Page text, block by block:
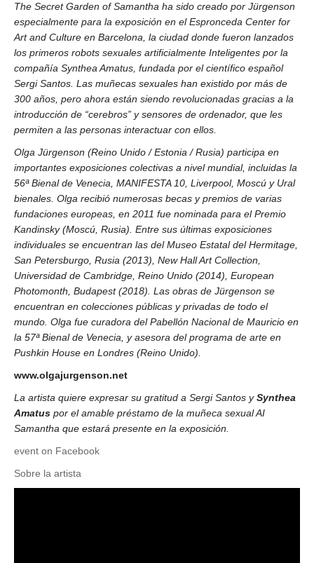
The Secret Garden of Samantha ha sido creado por Jürgenson
especialmente para la exposición en el Espronceda Center for
Art and Culture en Barcelona, la ciudad donde fueron lanzados
los primeros robots sexuales artificialmente Inteligentes por la
compañía Synthea Amatus, fundada por el científico español
Sergi Santos. Las muñecas sexuales han existido por más de
300 años, pero ahora están siendo revolucionadas gracias a la
introducción de “cerebros” y sensores de ordenador, que les
permiten a las personas interactuar con ellos.
Olga Jürgenson (Reino Unido / Estonia / Rusia) participa en
importantes exposiciones colectivas a nivel mundial, incluidas la
56ª Bienal de Venecia, MANIFESTA 10, Liverpool, Moscú y Ural
bienales. Olga recibió numerosas becas y premios de varias
fundaciones europeas, en 2011 fue nominada para el Premio
Kandinsky (Moscú, Rusia). Entre sus últimas exposiciones
individuales se encuentran las del Museo Estatal del Hermitage,
San Petersburgo, Rusia (2013), New Hall Art Collection,
Universidad de Cambridge, Reino Unido (2014), European
Photomonth, Budapest (2018). Las obras de Jürgenson se
encuentran en colecciones públicas y privadas de todo el
mundo. Olga fue curadora del Pabellón Nacional de Mauricio en
la 57ª Bienal de Venecia, y asesora del programa de arte en
Pushkin House en Londres (Reino Unido).
www.olgajurgenson.net
La artista quiere expresar su gratitud a Sergi Santos ySynthea
Amatus por el amable préstamo de la muñeca sexual AI
Samantha que estará presente en la exposición.
event on Facebook
Sobre la artista